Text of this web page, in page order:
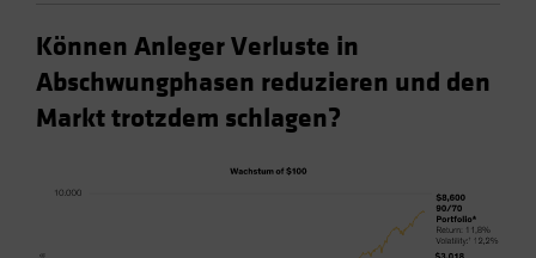
Können Anleger Verluste in
Abschwungphasen reduzieren und den
Markt trotzdem schlagen?